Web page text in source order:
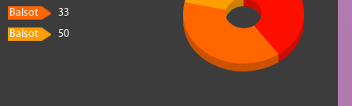
Balsot
33
Balsot
50